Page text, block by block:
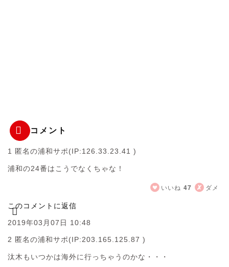
コメント
1 匿名の浦和サポ(IP:126.33.23.41 )
浦和の24番はこうでなくちゃな！
いいね 47 ダメ
このコメントに返信
2019年03月07日 10:48
2 匿名の浦和サポ(IP:203.165.125.87 )
汰木もいつかは海外に行っちゃうのかな・・・